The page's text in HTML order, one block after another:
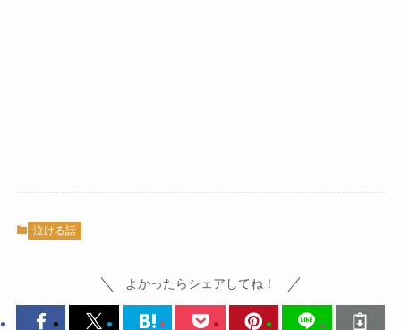
泣ける話
よかったらシェアしてね！